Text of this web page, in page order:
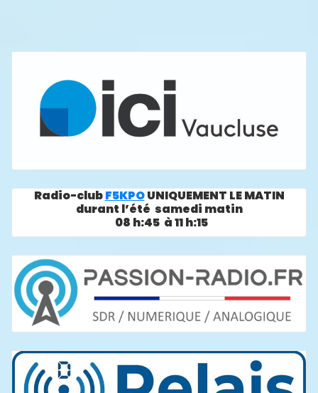
Radio-clubF5KPOUNIQUEMENT LE MATIN
durant l’été samedi matin
08 h:45 à 11 h:15